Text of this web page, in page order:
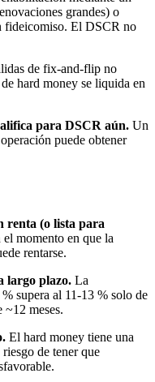
grandes) o
fideicomiso. El DSCR no
de fix-and-flip no
hard money se liquida en
para DSCR aún. Un
puede obtener
renta (o lista para
momento en que la
rentarse.
largo plazo. La
supera al 11-13 % solo de
~12 meses.
El hard money tiene una
de tener que